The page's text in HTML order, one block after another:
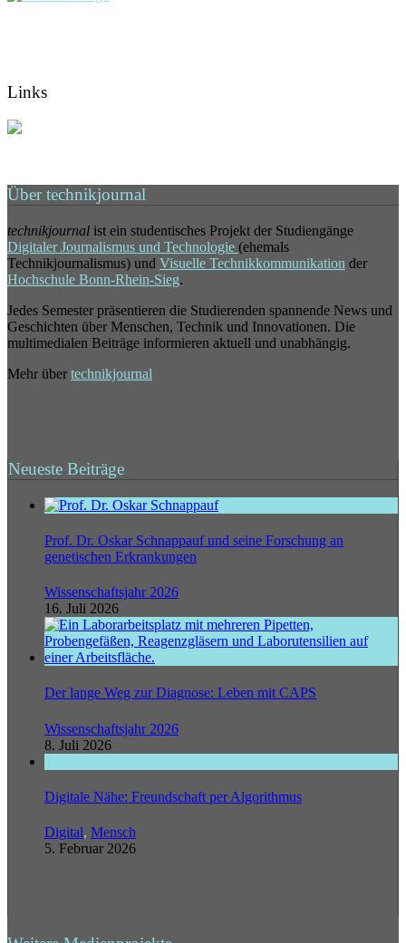
Links
Über technikjournal
technikjournal ist ein studentisches Projekt der Studiengänge
Digitaler Journalismus und Technologie (ehemals
Technikjournalismus) und Visuelle Technikkommunikation der
Hochschule Bonn-Rhein-Sieg.
Jedes Semester präsentieren die Studierenden spannende News und
Geschichten über Menschen, Technik und Innovationen. Die
multimedialen Beiträge informieren aktuell und unabhängig.
Mehr über technikjournal
Neueste Beiträge
Prof. Dr. Oskar Schnappauf und seine Forschung an
genetischen Erkrankungen
Wissenschaftsjahr 2026
16. Juli 2026
Der lange Weg zur Diagnose: Leben mit CAPS
Wissenschaftsjahr 2026
8. Juli 2026
Digitale Nähe: Freundschaft per Algorithmus
Digital, Mensch
5. Februar 2026